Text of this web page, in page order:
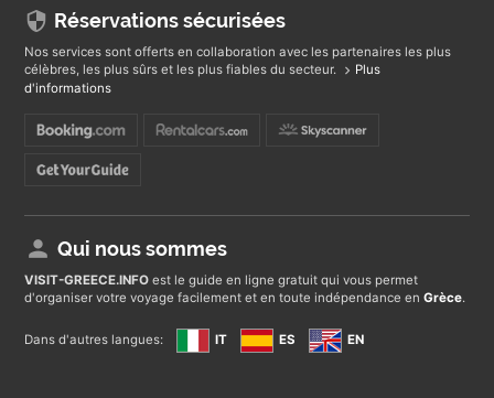
Réservations sécurisées
Nos services sont offerts en collaboration avec les partenaires les plus
célèbres, les plus sûrs et les plus fiables du secteur.
Plus
d'informations
Qui nous sommes
VISIT-GREECE.INFO est le guide en ligne gratuit qui vous permet
d'organiser votre voyage facilement et en toute indépendance enGrèce.
Dans d'autres langues: IT ES EN